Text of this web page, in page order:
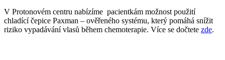
V Protonovém centru nabízíme pacientkám možnost použití
chladící čepice Paxman – ověřeného systému, který pomáhá snížit
riziko vypadávání vlasů během chemoterapie. Více se dočtete zde.